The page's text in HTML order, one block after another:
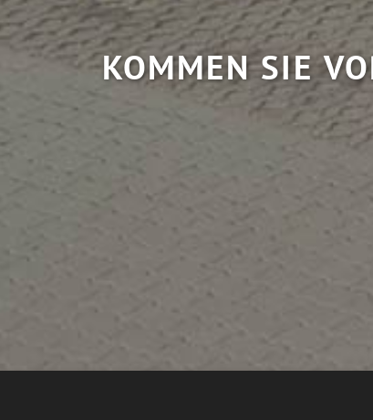
KOMMEN SIE